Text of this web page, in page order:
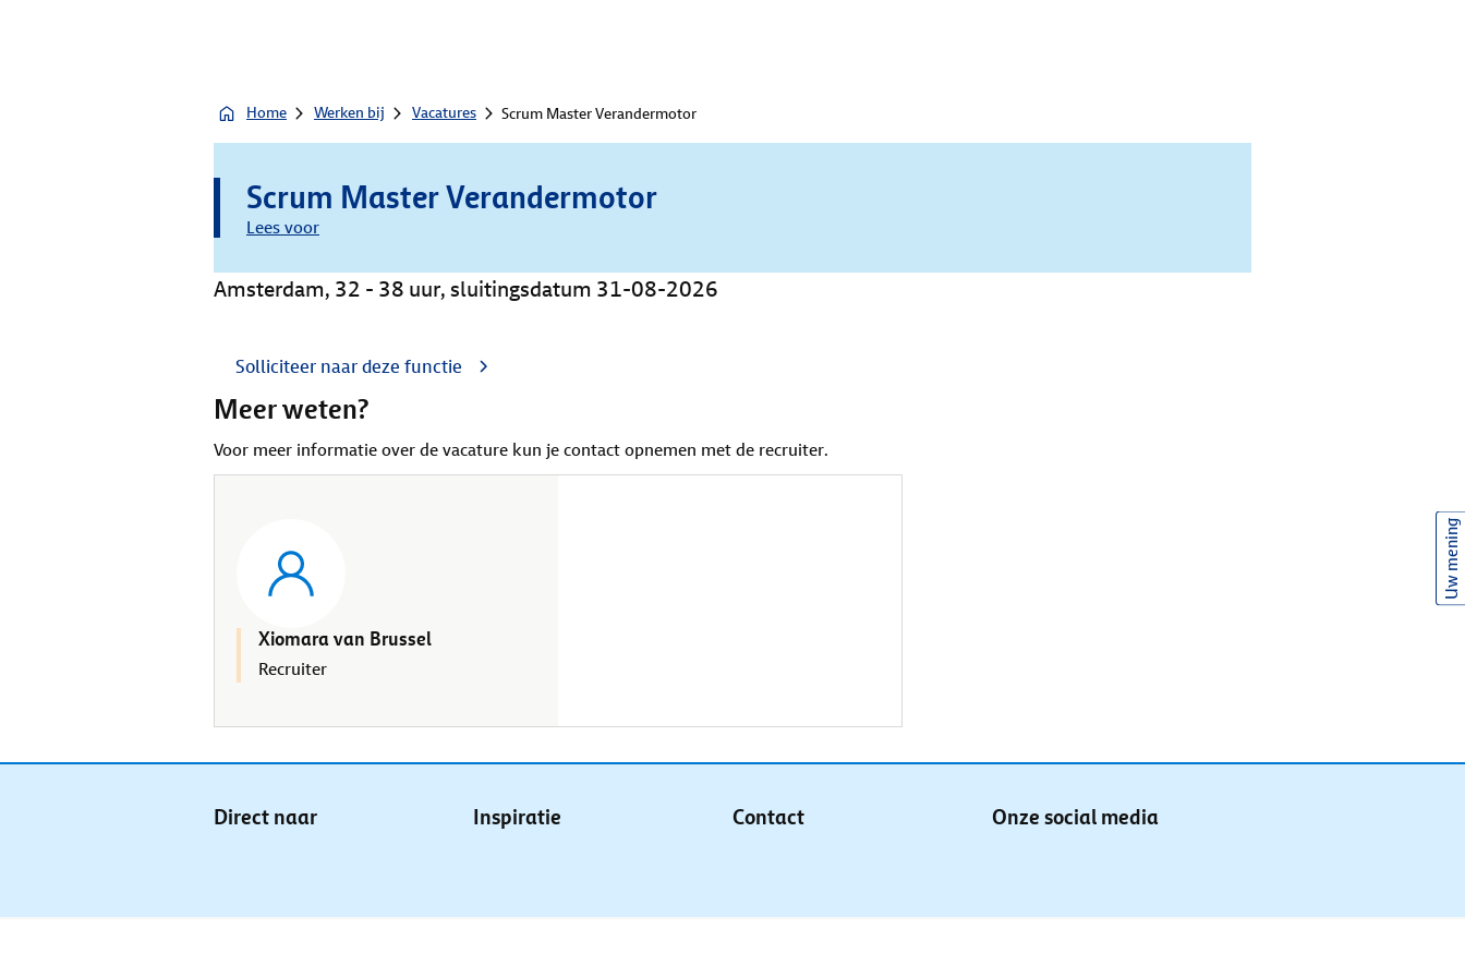
Home Werken bij Vacatures Scrum Master Verandermotor
Scrum Master Verandermotor
Lees voor
Amsterdam, 32 - 38 uur, sluitingsdatum 31-08-2026
Solliciteer naar deze functie
Meer weten?
Voor meer informatie over de vacature kun je contact opnemen met de recruiter.
Xiomara van Brussel
Recruiter
Direct naar Inspiratie Contact Onze social media
Uw mening